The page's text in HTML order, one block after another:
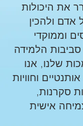
את היכולות
אדם ולהכין
וממוקדי
הלמידה
שלנו, אנו
וחוויות
סקרנות,